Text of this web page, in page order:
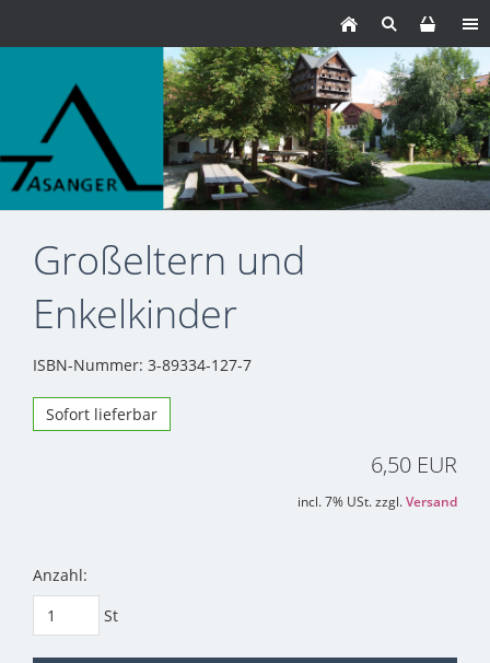
Großeltern und
Enkelkinder
ISBN-Nummer: 3-89334-127-7
Sofort lieferbar
6,50 EUR
incl. 7% USt. zzgl. Versand
Anzahl:
St